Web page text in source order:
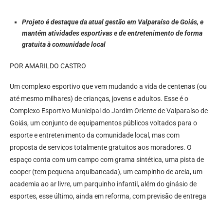
Projeto é destaque da atual gestão em Valparaíso de Goiás, e
mantém atividades esportivas e de entretenimento de forma
gratuita à comunidade local
POR AMARILDO CASTRO
Um complexo esportivo que vem mudando a vida de centenas (ou
até mesmo milhares) de crianças, jovens e adultos. Esse é o
Complexo Esportivo Municipal do Jardim Oriente de Valparaíso de
Goiás, um conjunto de equipamentos públicos voltados para o
esporte e entretenimento da comunidade local, mas com
proposta de serviços totalmente gratuitos aos moradores. O
espaço conta com um campo com grama sintética, uma pista de
cooper (tem pequena arquibancada), um campinho de areia, um
academia ao ar livre, um parquinho infantil, além do ginásio de
esportes, esse último, ainda em reforma, com previsão de entrega